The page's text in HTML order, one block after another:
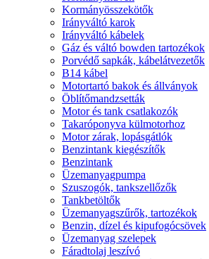
Kormányösszekötők
Irányváltó karok
Irányváltó kábelek
Gáz és váltó bowden tartozékok
Porvédő sapkák, kábelátvezetők
B14 kábel
Motortartó bakok és állványok
Öblítőmandzsetták
Motor és tank csatlakozók
Takaróponyva külmotorhoz
Motor zárak, lopásgátlók
Benzintank kiegészítők
Benzintank
Üzemanyagpumpa
Szuszogók, tankszellőzők
Tankbetöltők
Üzemanyagszűrők, tartozékok
Benzin, dízel és kipufogócsövek
Üzemanyag szelepek
Fáradtolaj leszívó